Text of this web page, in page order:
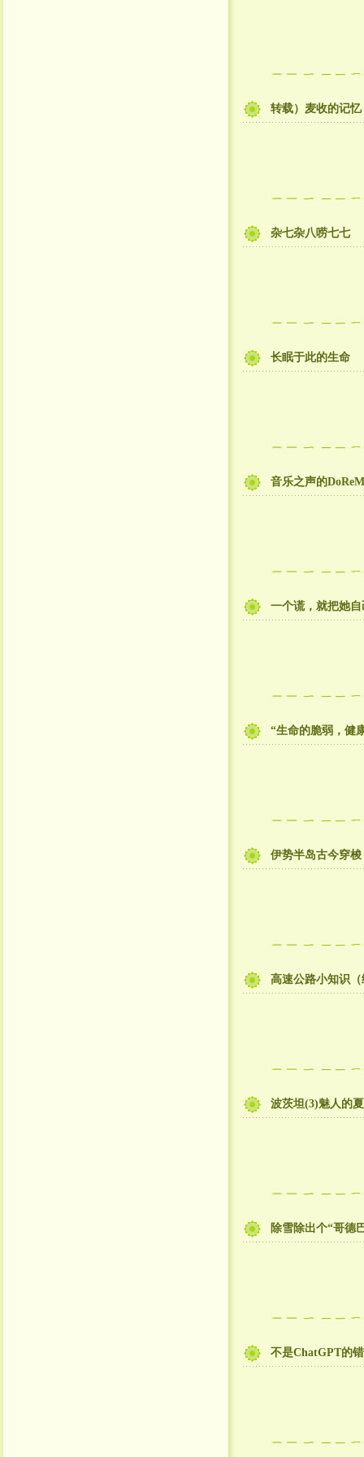
转载）麦收的记忆
杂七杂八唠七七
长眠于此的生命
音乐之声的
一个谎，就把她
“生命的脆弱，健
伊势半岛古今穿梭
高速公路小知识
波茨坦(3)魅人的
除雪除出个“哥德
不是ChatGPT的错